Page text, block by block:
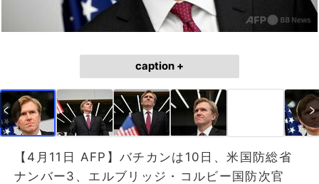
caption +
【4月11日 AFP】バチカンは10日、米国防総省
ナンバー3、エルブリッジ・コルビー国防次官